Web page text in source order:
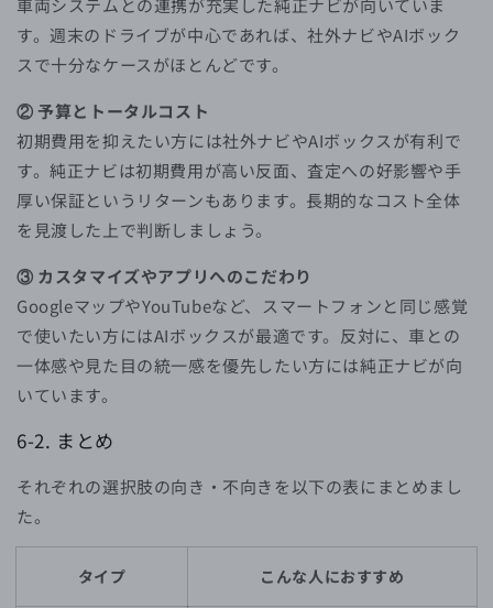
車両システムとの連携が充実した純正ナビが向いていま
す。週末のドライブが中心であれば、社外ナビやAIボック
スで十分なケースがほとんどです。
② 予算とトータルコスト
初期費用を抑えたい方には社外ナビやAIボックスが有利で
す。純正ナビは初期費用が高い反面、査定への好影響や手
厚い保証というリターンもあります。長期的なコスト全体
を見渡した上で判断しましょう。
③ カスタマイズやアプリへのこだわり
GoogleマップやYouTubeなど、スマートフォンと同じ感覚
で使いたい方にはAIボックスが最適です。反対に、車との
一体感や見た目の統一感を優先したい方には純正ナビが向
いています。
6-2. まとめ
それぞれの選択肢の向き・不向きを以下の表にまとめまし
た。
タイプ こんな人におすすめ